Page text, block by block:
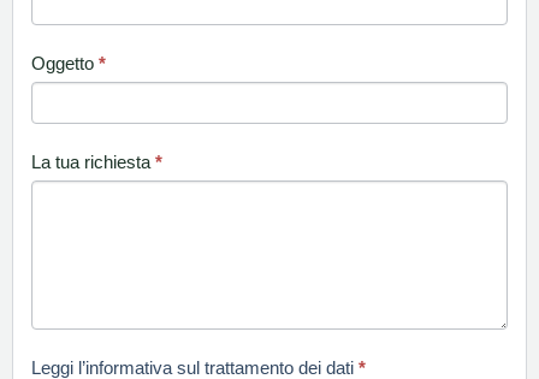
Oggetto *
La tua richiesta *
Leggi l’informativa sul trattamento dei dati *